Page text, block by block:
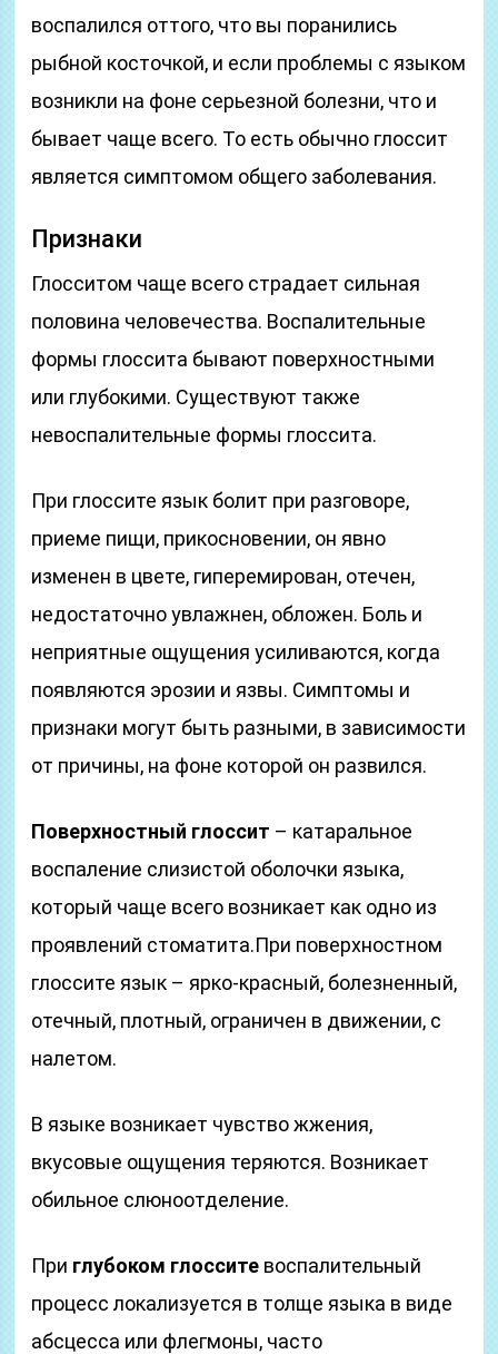
воспалился оттого, что вы поранились
рыбной косточкой, и если проблемы с языком
возникли на фоне серьезной болезни, что и
бывает чаще всего. То есть обычно глоссит
является симптомом общего заболевания.
Признаки
Глосситом чаще всего страдает сильная
половина человечества. Воспалительные
формы глоссита бывают поверхностными
или глубокими. Существуют также
невоспалительные формы глоссита.
При глоссите язык болит при разговоре,
приеме пищи, прикосновении, он явно
изменен в цвете, гиперемирован, отечен,
недостаточно увлажнен, обложен. Боль и
неприятные ощущения усиливаются, когда
появляются эрозии и язвы. Симптомы и
признаки могут быть разными, в зависимости
от причины, на фоне которой он развился.
Поверхностный глоссит – катаральное
воспаление слизистой оболочки языка,
который чаще всего возникает как одно из
проявлений стоматита.При поверхностном
глоссите язык – ярко-красный, болезненный,
отечный, плотный, ограничен в движении, с
налетом.
В языке возникает чувство жжения,
вкусовые ощущения теряются. Возникает
обильное слюноотделение.
При глубоком глоссите воспалительный
процесс локализуется в толще языка в виде
абсцесса или флегмоны, часто